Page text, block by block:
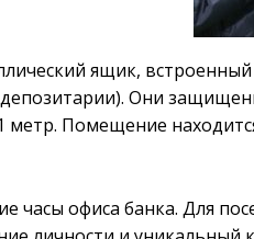
ящик,
Они
Помещение
часы офиса банка. Для